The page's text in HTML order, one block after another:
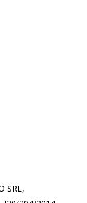
SRL,